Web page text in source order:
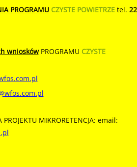
PROGRAMUCZYSTE POWIETRZEtel. 22
wnioskówPROGRAMU CZYSTE
MIKRORETENCJA: email: